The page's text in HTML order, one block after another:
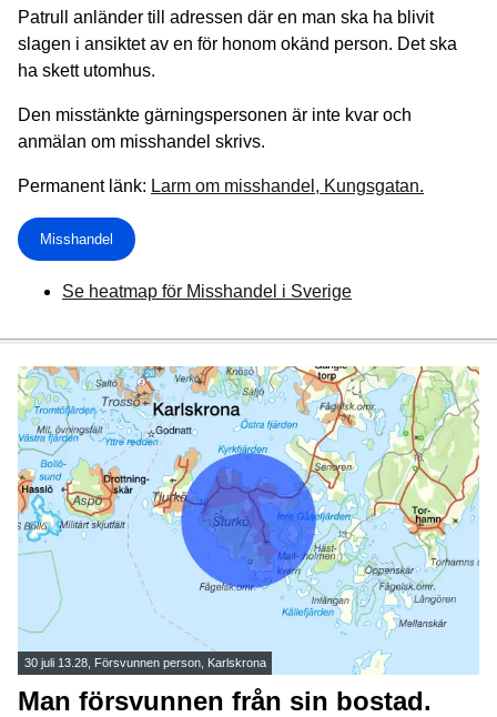
Patrull anländer till adressen där en man ska ha blivit
slagen i ansiktet av en för honom okänd person. Det ska
ha skett utomhus.
Den misstänkte gärningspersonen är inte kvar och
anmälan om misshandel skrivs.
Permanent länk: Larm om misshandel, Kungsgatan.
Misshandel
Se heatmap för Misshandel i Sverige
30 juli 13.28, Försvunnen person, Karlskrona
Man försvunnen från sin bostad.